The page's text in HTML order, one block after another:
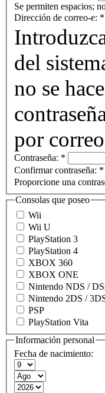
Se permiten espacios;
Dirección de correo-e: *
del
no se
por
Contraseña: *
Confirmar contraseña: *
Proporcione una
Consolas que poseo
Wii
Wii U
PlayStation 3
PlayStation 4
XBOX 360
XBOX ONE
Nintendo NDS /
Nintendo 2DS /
PSP
PlayStation Vita
Información personal
Fecha de nacimiento: